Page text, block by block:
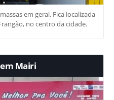
em geral. Fica localizada
no centro da cidade.
Mairi